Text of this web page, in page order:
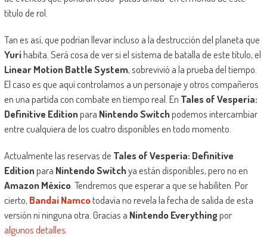
título de rol.
Tan es así, que podrían llevar incluso a la destrucción del planeta que
Yurihabita. Será cosa de ver si el sistema de batalla de este título, el
Linear Motion Battle System, sobrevivió a la prueba del tiempo.
El caso es que aquí controlamos a un personaje y otros compañeros
en una partida con combate en tiempo real. En Tales of Vesperia:
Definitive Editionpara Nintendo Switchpodemos intercambiar
entre cualquiera de los cuatro disponibles en todo momento.
Actualmente las reservas de Tales of Vesperia: Definitive
Editionpara Nintendo Switchya están disponibles, pero no en
Amazon México. Tendremos que esperar a que se habiliten. Por
cierto, Bandai Namcotodavía no revela la fecha de salida de esta
versión ni ninguna otra. Gracias a Nintendo Everythingpor
algunos detalles